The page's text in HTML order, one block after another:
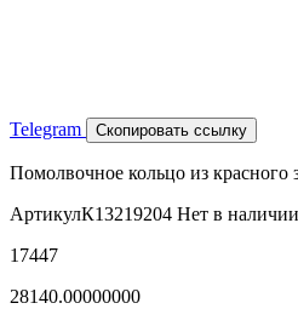
Telegram
Скопировать ссылку
Помолвочное кольцо из красного
АртикулК13219204 Нет в наличии
17447
28140.00000000